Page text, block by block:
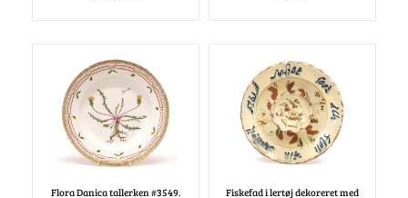
Flora Danica tallerken #3549.
Fiskefad i lertøj dekoreret med